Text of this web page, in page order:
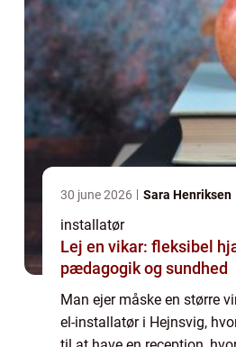
30 june 2026 Sara Henriksen
installatør
Lej en vikar: fleksibel
pædagogik og sundhed
Man ejer måske en større
el-installatør i Hejnsvig,